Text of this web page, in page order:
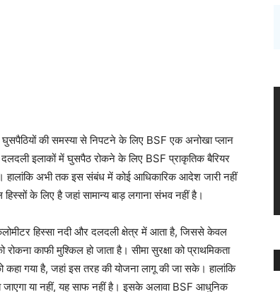
घुसपैठियों की समस्या से निपटने के लिए BSF एक अनोखा प्लान
इलाकों में घुसपैठ रोकने के लिए BSF प्राकृतिक बैरियर
हालांकि अभी तक इस संबंध में कोई आधिकारिक आदेश जारी नहीं
के लिए है जहां सामान्य बाड़ लगाना संभव नहीं है।
हिस्सा नदी और दलदली क्षेत्र में आता है, जिससे केवल
काफी मुश्किल हो जाता है। सीमा सुरक्षा को प्राथमिकता
कहा गया है, जहां इस तरह की योजना लागू की जा सके। हालांकि
या नहीं, यह साफ नहीं है। इसके अलावा BSF आधुनिक